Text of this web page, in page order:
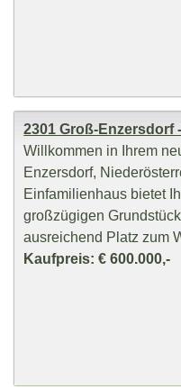
2301 Groß-Enzersdorf
Willkommen in Ihrem
Enzersdorf,
Einfamilienhaus bietet
großzügigen
ausreichend Platz zum
Kaufpreis: € 600.000,-